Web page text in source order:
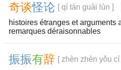
奇谈怪论 [ qí tán guài lùn ]
histoires étranges et arguments
remarques déraisonnables
振振有辞 [ zhèn zhèn yǒu cí